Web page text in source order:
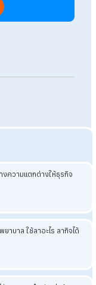
บาทต่อปี อย่างไรก็ตาม
มกฎหมายที่จะต้องจด
ใช้จ่ายแบบไหน?
อาจช่วยให้บริหารภา
นปียังต้องยื่นภาษีอีกไห
ตามปกติค่ะ เพราะ
อถึงสิ้นปีคุณยังต้องยื่น
ษีอีกครั้ง แต่ภาษีที่ชำระไว้
จึงไม่ต้องเสียภาษีซ้ำซ้